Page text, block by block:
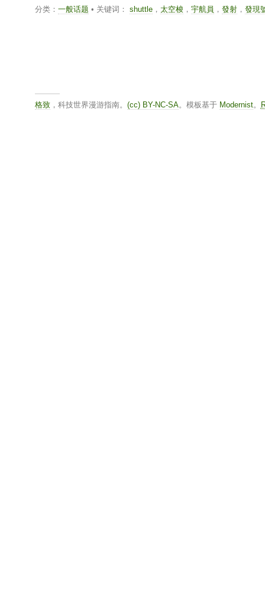
分类： 一般话题 • 关键词： shuttle， 太空梭， 宇航員 ， 發射， 發現
格致，科技世界漫游指南。 (cc) BY-NC-SA。模板基于 Modernist。